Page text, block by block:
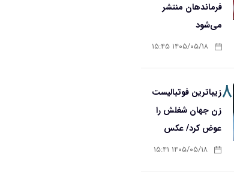
فرماندهان منتشر
می‌شود
۱۴۰۵/۰۵/۱۸ ۱۵:۴۵
۸زیباترین فوتبالیست
زن جهان شغلش را
عوض کرد/ عکس
۱۴۰۵/۰۵/۱۸ ۱۵:۴۱